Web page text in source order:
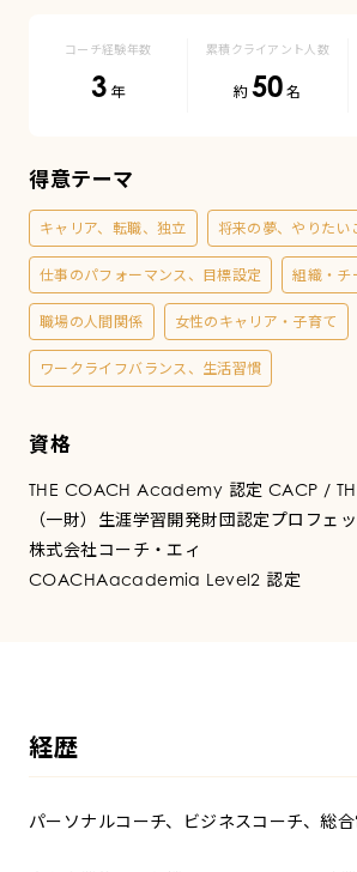
録
コ
ー
チ
コーチ経験年数
3
累積クライアント人数
50
得意テーマ
キャリア、転職、独立 将来の夢、やりた
仕事のパフォーマンス、目標設定 組織・チ
職場の人間関係 女性のキャリア・子育て
ワークライフバランス、生活習慣
資格
THE COACH Academy 認定 CACP /
（一財）生涯学習開発財団認定プロフェ
株式会社コーチ・エィ
COACHAacademia Level2 認定
経歴
パーソナルコーチ、ビジネスコーチ、総